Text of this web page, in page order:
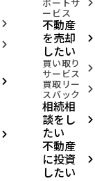
arrow_forward_ios
arrow_forward_ios
arrow_forward_ios
arrow_forward_ios
ービス
arrow_forward_ios
不動産
を売却
したい
arrow_forward_ios
買い取り
サービス arrow_forward_ios
買取リー
スバック arrow_forward_ios
相続相
談をし
たい
arrow_forward_ios
不動産
に投資
したい
arrow_forward_ios